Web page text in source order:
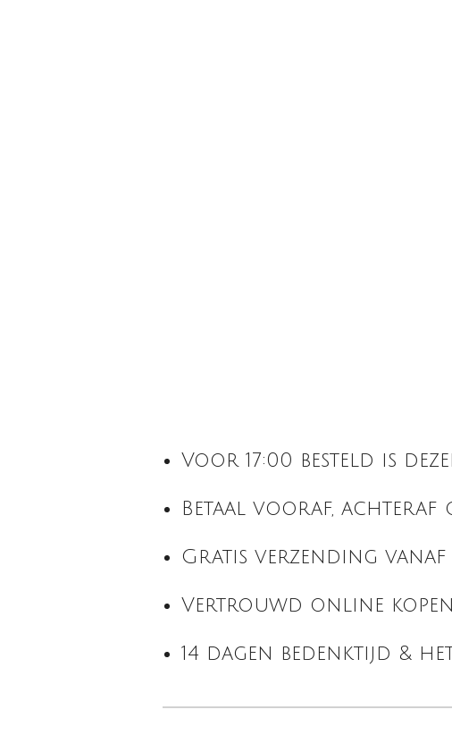
Voor 17:00 besteld is
Betaal vooraf, achteraf
Gratis verzending vanaf
Vertrouwd online kopen
14 dagen bedenktijd &